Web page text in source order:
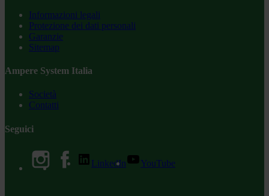
Informazioni legali
Protezione dei dati personali
Garanzie
Sitemap
Ampere System Italia
Società
Contatti
Seguici
LinkedIn YouTube